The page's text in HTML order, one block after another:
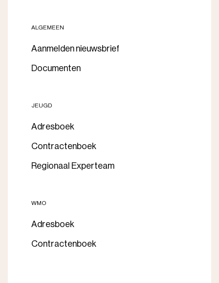
ALGEMEEN
Aanmelden nieuwsbrief
Documenten
JEUGD
Adresboek
Contractenboek
Regionaal Experteam
WMO
Adresboek
Contractenboek